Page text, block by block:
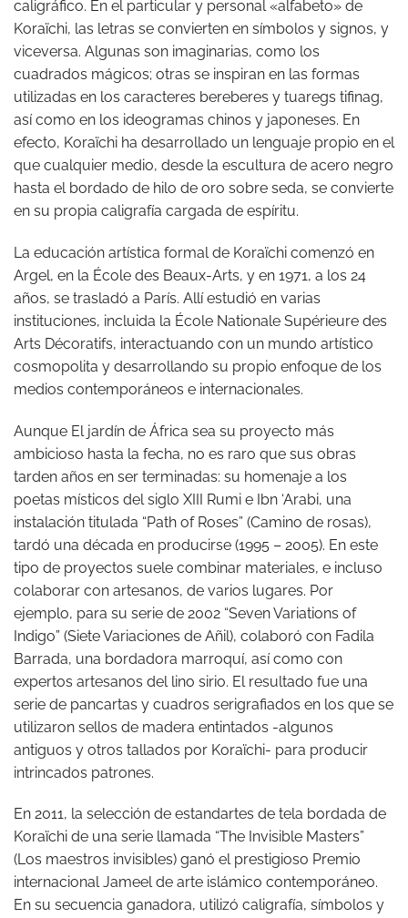
caligráfico. En el particular y personal «alfabeto» de
Koraïchi, las letras se convierten en símbolos y signos, y
viceversa. Algunas son imaginarias, como los
cuadrados mágicos; otras se inspiran en las formas
utilizadas en los caracteres bereberes y tuaregs tifinag,
así como en los ideogramas chinos y japoneses. En
efecto, Koraïchi ha desarrollado un lenguaje propio en el
que cualquier medio, desde la escultura de acero negro
hasta el bordado de hilo de oro sobre seda, se convierte
en su propia caligrafía cargada de espíritu.
La educación artística formal de Koraïchi comenzó en
Argel, en la École des Beaux-Arts, y en 1971, a los 24
años, se trasladó a París. Allí estudió en varias
instituciones, incluida la École Nationale Supérieure des
Arts Décoratifs, interactuando con un mundo artístico
cosmopolita y desarrollando su propio enfoque de los
medios contemporáneos e internacionales.
Aunque El jardín de África sea su proyecto más
ambicioso hasta la fecha, no es raro que sus obras
tarden años en ser terminadas: su homenaje a los
poetas místicos del siglo XIII Rumi e Ibn ‘Arabi, una
instalación titulada “Path of Roses” (Camino de rosas),
tardó una década en producirse (1995 – 2005). En este
tipo de proyectos suele combinar materiales, e incluso
colaborar con artesanos, de varios lugares. Por
ejemplo, para su serie de 2002 “Seven Variations of
Indigo” (Siete Variaciones de Añil), colaboró con Fadila
Barrada, una bordadora marroquí, así como con
expertos artesanos del lino sirio. El resultado fue una
serie de pancartas y cuadros serigrafiados en los que se
utilizaron sellos de madera entintados -algunos
antiguos y otros tallados por Koraïchi- para producir
intrincados patrones.
En 2011, la selección de estandartes de tela bordada de
Koraïchi de una serie llamada “The Invisible Masters”
(Los maestros invisibles) ganó el prestigioso Premio
internacional Jameel de arte islámico contemporáneo.
En su secuencia ganadora, utilizó caligrafía, símbolos y